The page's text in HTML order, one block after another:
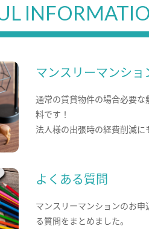
マンスリーマンショ
通常の賃貸物件の場合必要
料です！
法人様の出張時の経費削減に
よくある質問
マンスリーマンションのお
る質問をまとめました。